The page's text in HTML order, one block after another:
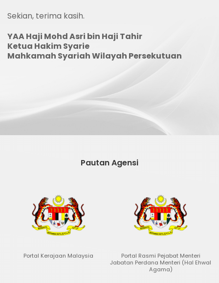
Sekian, terima kasih.
YAA Haji Mohd Asri bin Haji Tahir
Ketua Hakim Syarie
Mahkamah Syariah Wilayah Persekutuan
Pautan Agensi
Kerajaan Malaysia
Portal Rasmi Pejabat Menteri
Jabatan Perdana Menteri (Hal Ehwal
Portal